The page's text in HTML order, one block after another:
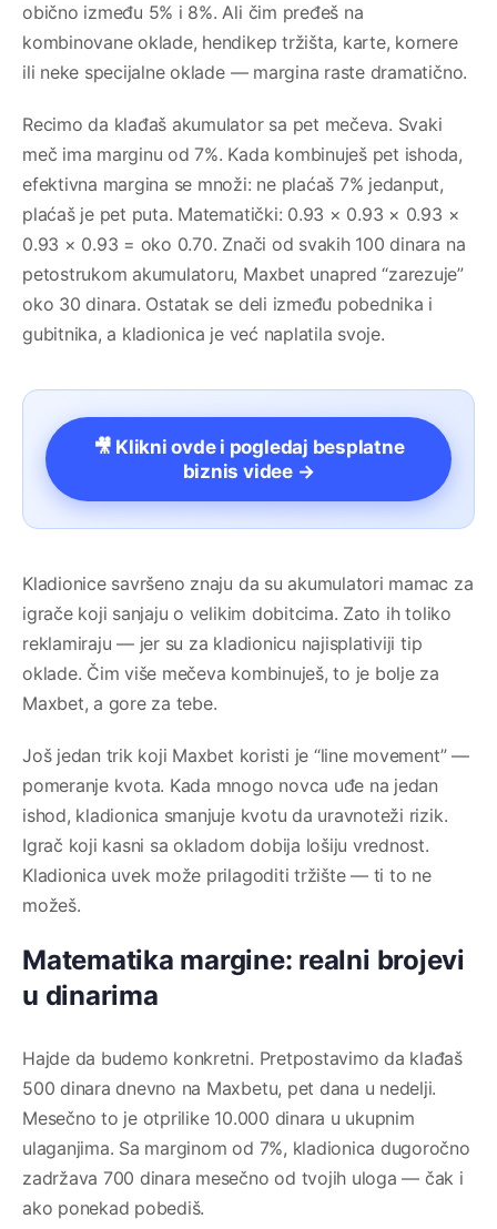
obično između 5% i 8%. Ali čim pređeš na
kombinovane oklade, hendikep tržišta, karte, kornere
ili neke specijalne oklade — margina raste dramatično.
Recimo da klađaš akumulator sa pet mečeva. Svaki
meč ima marginu od 7%. Kada kombinuješ pet ishoda,
efektivna margina se množi: ne plaćaš 7% jedanput,
plaćaš je pet puta. Matematički: 0.93 × 0.93 × 0.93 ×
0.93 × 0.93 = oko 0.70. Znači od svakih 100 dinara na
petostrukom akumulatoru, Maxbet unapred “zarezuje”
oko 30 dinara. Ostatak se deli između pobednika i
gubitnika, a kladionica je već naplatila svoje.
🎥 Klikni ovde i pogledaj besplatne
biznis videe →
Kladionice savršeno znaju da su akumulatori mamac za
igrače koji sanjaju o velikim dobitcima. Zato ih toliko
reklamiraju — jer su za kladionicu najisplativiji tip
oklade. Čim više mečeva kombinuješ, to je bolje za
Maxbet, a gore za tebe.
Još jedan trik koji Maxbet koristi je “line movement” —
pomeranje kvota. Kada mnogo novca uđe na jedan
ishod, kladionica smanjuje kvotu da uravnoteži rizik.
Igrač koji kasni sa okladom dobija lošiju vrednost.
Kladionica uvek može prilagoditi tržište — ti to ne
možeš.
Matematika margine: realni brojevi
u dinarima
Hajde da budemo konkretni. Pretpostavimo da klađaš
500 dinara dnevno na Maxbetu, pet dana u nedelji.
Mesečno to je otprilike 10.000 dinara u ukupnim
ulaganjima. Sa marginom od 7%, kladionica dugoročno
zadržava 700 dinara mesečno od tvojih uloga — čak i
ako ponekad pobediš.